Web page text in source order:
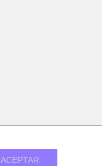
ACEPTAR